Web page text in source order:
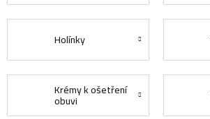
Holínky
Krémy k ošetření
obuvi